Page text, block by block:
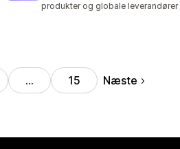
produkter og globale leverandører
… 15 Næste